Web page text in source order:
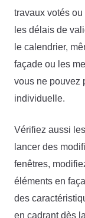
travaux votés
les délais de
le calendrier,
façade ou les
vous ne pouvez
individuelle.
Vérifiez aussi
lancer des
fenêtres,
éléments en
des
en cadrant dès